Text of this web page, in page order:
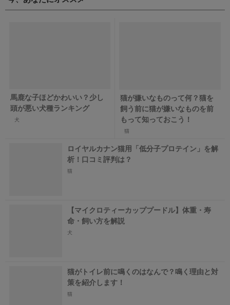
馬鹿な子ほどかわいい？少し
頭が悪い犬種ランキング
犬
猫が嫌いなものって何？猫を
飼う前に猫が嫌いなものを前
もって知っておこう！
猫
ロイヤルカナン猫用「低分子プロテイン」を解
析！口コミ評判は？
猫
【マイクロティーカッププードル】体重・寿
命・飼い方を解説
犬
猫がトイレ前に鳴くのはなんで？鳴く理由と対
策を紹介します！
猫